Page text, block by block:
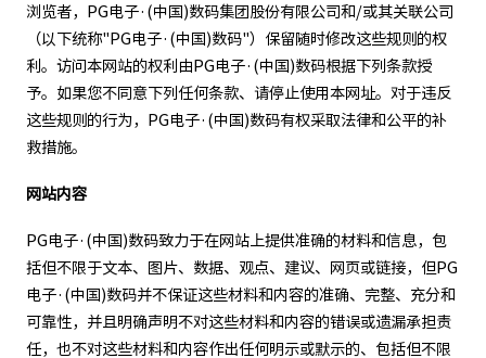
浏览者，PG电子·(中国)数码集团股份有限公司和/或其关联公司
（以下统称"PG电子·(中国)数码"）保留随时修改这些规则的权
利。访问本网站的权利由PG电子·(中国)数码根据下列条款授
予。如果您不同意下列任何条款、请停止使用本网址。对于违反
这些规则的行为，PG电子·(中国)数码有权采取法律和公平的补
救措施。
网站内容
PG电子·(中国)数码致力于在网站上提供准确的材料和信息，包
括但不限于文本、图片、数据、观点、建议、网页或链接，但PG
电子·(中国)数码并不保证这些材料和内容的准确、完整、充分和
可靠性，并且明确声明不对这些材料和内容的错误或遗漏承担责
任，也不对这些材料和内容作出任何明示或默示的、包括但不限